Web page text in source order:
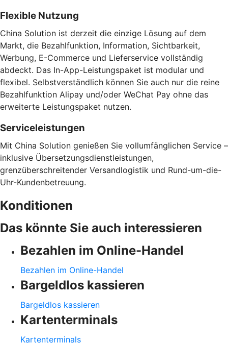
Flexible Nutzung
China Solution ist derzeit die einzige Lösung auf dem
Markt, die Bezahlfunktion, Information, Sichtbarkeit,
Werbung, E-Commerce und Lieferservice vollständig
abdeckt. Das In-App-Leistungspaket ist modular und
flexibel. Selbstverständlich können Sie auch nur die reine
Bezahlfunktion Alipay und/oder WeChat Pay ohne das
erweiterte Leistungspaket nutzen.
Serviceleistungen
Mit China Solution genießen Sie vollumfänglichen Service –
inklusive Übersetzungsdienstleistungen,
grenzüberschreitender Versandlogistik und Rund-um-die-
Uhr-Kundenbetreuung.
Konditionen
Das könnte Sie auch interessieren
Bezahlen im Online-Handel
Bezahlen im Online-Handel
Bargeldlos kassieren
Bargeldlos kassieren
Kartenterminals
Kartenterminals